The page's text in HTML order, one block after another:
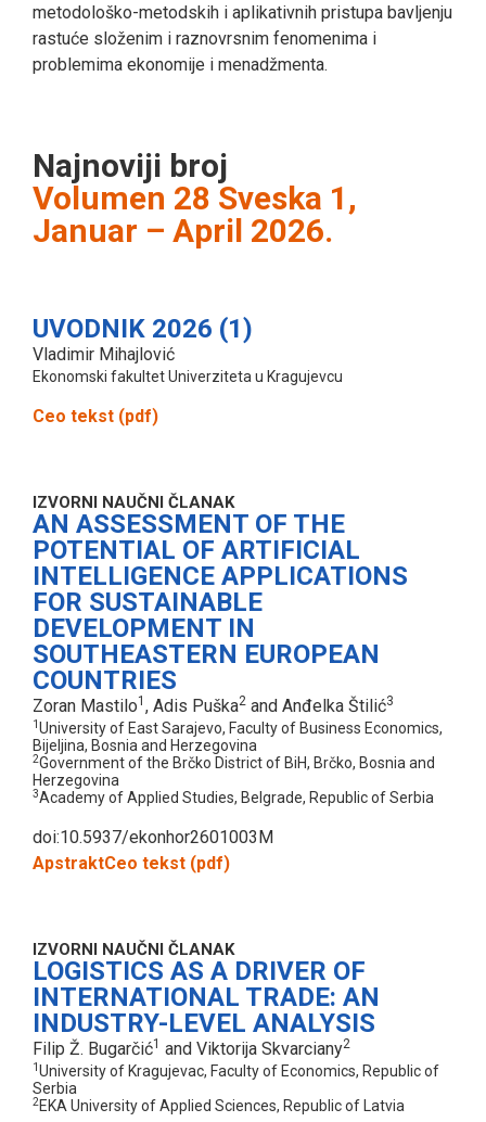
metodološko-metodskih i aplikativnih pristupa bavljenju
rastuće složenim i raznovrsnim fenomenima i
problemima ekonomije i menadžmenta.
Najnoviji broj
Volumen 28 Sveska 1,
Januar – April 2026.
UVODNIK 2026 (1)
Vladimir Mihajlović
Ekonomski fakultet Univerziteta u Kragujevcu
Ceo tekst (pdf)
IZVORNI NAUČNI ČLANAK
AN ASSESSMENT OF THE
POTENTIAL OF ARTIFICIAL
INTELLIGENCE APPLICATIONS
FOR SUSTAINABLE
DEVELOPMENT IN
SOUTHEASTERN EUROPEAN
COUNTRIES
Zoran Mastilo1 , Adis Puška2 and Anđelka Štilić3
1University of East Sarajevo, Faculty of Business Economics,
Bijeljina, Bosnia and Herzegovina
2Government of the Brčko District of BiH, Brčko, Bosnia and
Herzegovina
3Academy of Applied Studies, Belgrade, Republic of Serbia
doi:10.5937/ekonhor2601003M
ApstraktCeo tekst (pdf)
IZVORNI NAUČNI ČLANAK
LOGISTICS AS A DRIVER OF
INTERNATIONAL TRADE: AN
INDUSTRY-LEVEL ANALYSIS
Filip Ž. Bugarčić1 and Viktorija Skvarciany2
1University of Kragujevac, Faculty of Economics, Republic of
Serbia
2EKA University of Applied Sciences, Republic of Latvia